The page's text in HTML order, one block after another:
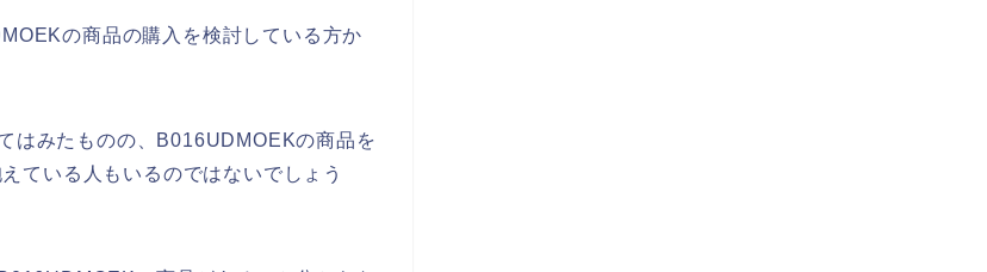
の商品の購入を検討している方か
はみたものの、B016UDMOEKの商品を
ている人もいるのではないでしょう